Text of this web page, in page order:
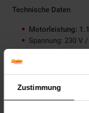
Zustimmung
Technische Daten
Motorleistung:
Spannung: 230 V
Drehzahl: 3.750
Max.
Ansaugleistung: